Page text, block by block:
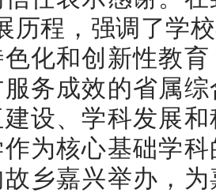
历程，强调了学
化和创新性教
务成效的省属
设、学科发展
为核心基础学
乡嘉兴举办，